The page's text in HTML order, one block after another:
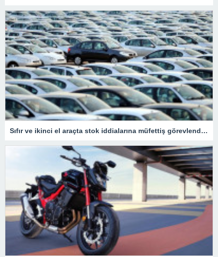
Sıfır ve ikinci el araçta stok iddialarına müfettiş görevlendirildi